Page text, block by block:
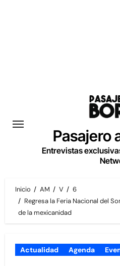
Pasajero
Entrevistas
Inicio AM V
6
Regresa la Feria Nacional del
de la mexicanidad
Actualidad Agenda